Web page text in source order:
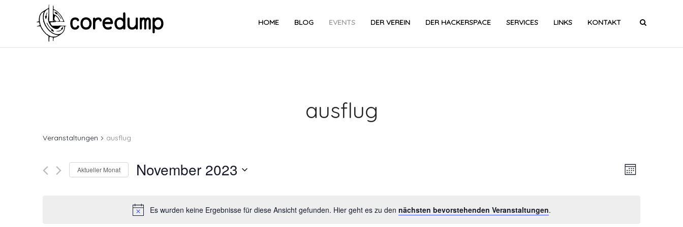
HOME BLOG EVENTS DER VEREIN DER HACKERSPACE SERVICES LINKS KONTAKT
Es wurden keine Ergebnisse für diese Ansicht gefunden. Hier geht es zu den nächsten bevorstehenden Veranstaltungen.
ausflug
Veranstaltungen ausflug
Monat
Aktueller Monat November 2023